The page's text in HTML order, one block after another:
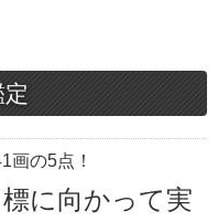
定
画の5点！
に向かって実